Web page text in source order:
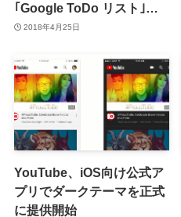
｢Google ToDo リスト｣を
リリース
2018年4月25日
YouTube、iOS向け公式ア
プリでダークテーマを正式
に提供開始